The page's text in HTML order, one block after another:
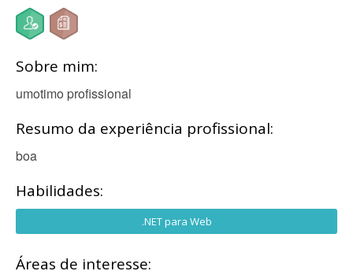
Sobre mim:
umotimo profissional
Resumo da experiência profissional:
boa
Habilidades:
.NET para Web
Áreas de interesse: